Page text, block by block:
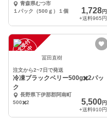
青森県むつ市
１パック（500ｇ）１個
1,728円
+送料965円
注
文
受
付
停
止
中 冨田直樹
注文から2~7日で発送
冷凍ブラックベリー500g✖️2パッ
ク
長野県下伊那郡阿南町
500✖️2
5,500円
+送料910円